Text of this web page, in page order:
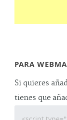
PARA
Si quieres
tienes que